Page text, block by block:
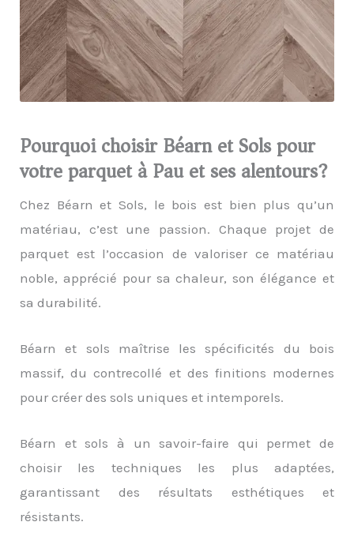
Pourquoi choisir Béarn et Sols pour
votre parquet à Pau et ses alentours?
Chez Béarn et Sols, le bois est bien plus qu’un
matériau, c’est une passion. Chaque projet de
parquet est l’occasion de valoriser ce matériau
noble, apprécié pour sa chaleur, son élégance et
sa durabilité.
Béarn et sols maîtrise les spécificités du bois
massif, du contrecollé et des finitions modernes
pour créer des sols uniques et intemporels.
Béarn et sols à un savoir-faire qui permet de
choisir les techniques les plus adaptées,
garantissant des résultats esthétiques et
résistants.